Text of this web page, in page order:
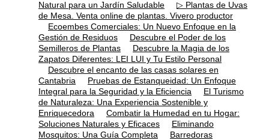
Natural para un Jardín Saludable
▷ Plantas de Uvas
de Mesa. Venta online de plantas. Vivero productor
Ecoembes Comerciales: Un Nuevo Enfoque en la
Gestión de Residuos
Descubre el Poder de los
Semilleros de Plantas
Descubre la Magia de los
Zapatos Diferentes: LEI LUI y Tu Estilo Personal
Descubre el encanto de las casas solares en
Cantabria
Pruebas de Estanqueidad: Un Enfoque
Integral para la Seguridad y la Eficiencia
El Turismo
de Naturaleza: Una Experiencia Sostenible y
Enriquecedora
Combatir la Humedad en tu Hogar:
Soluciones Naturales y Eficaces
Eliminando
Mosquitos: Una Guía Completa
Barredoras